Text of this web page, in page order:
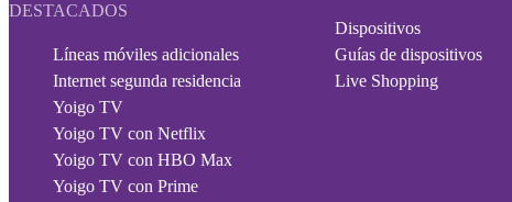
DESTACADOS
Líneas móviles adicionales
Internet segunda residencia
Yoigo TV
Yoigo TV con Netflix
Yoigo TV con HBO Max
Yoigo TV con Prime
Dispositivos
Guías de dispositivos
Live Shopping